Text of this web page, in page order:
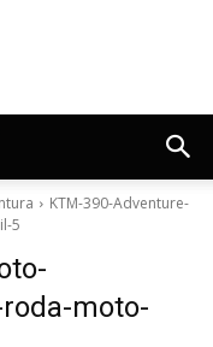
KTM-390-Adventure-
5
moto-